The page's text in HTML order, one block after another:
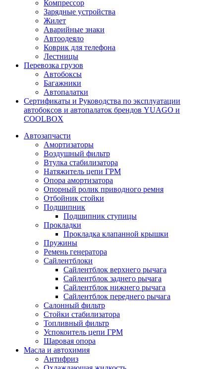
Компрессор
Зарядные устройства
Жилет
Аварийные знаки
Автоодеяло
Коврик для телефона
Лестницы
Перевозка грузов
Автобоксы
Багажники
Автопалатки
Сертификаты и Руководства по эксплуатации
автобоксов и автопалаток брендов YUAGO и
COOLBOX
Автозапчасти
Амортизаторы
Воздушный фильтр
Втулка стабилизатора
Натяжитель цепи ГРМ
Опора амортизатора
Опорный ролик приводного ремня
Отбойник стойки
Подшипник
Подшипник ступицы
Прокладки
Прокладка клапанной крышки
Пружины
Ремень генератора
Сайлентблоки
Сайлентблок верхнего рычага
Сайлентблок заднего рычага
Сайлентблок нижнего рычага
Сайлентблок переднего рычага
Салонный фильтр
Стойки стабилизатора
Топливный фильтр
Успокоитель цепи ГРМ
Шаровая опора
Масла и автохимия
Антифриз